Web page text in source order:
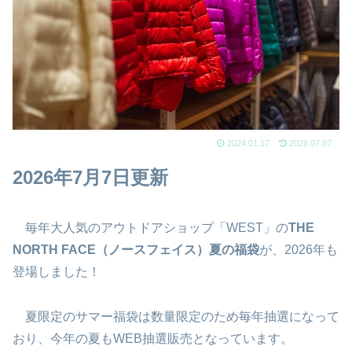
2024.01.17 2026.07.07
2026年7月7日更新
毎年大人気のアウトドアショップ「WEST」のTHE
NORTH FACE（ノースフェイス）夏の福袋が、2026年も
登場しました！
夏限定のサマー福袋は数量限定のため毎年抽選になって
おり、今年の夏もWEB抽選販売となっています。